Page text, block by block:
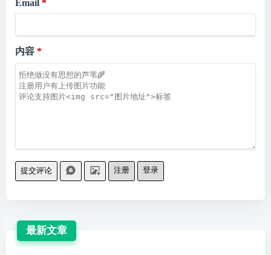
Email
内容
提交评论 注册 登录
最新文章